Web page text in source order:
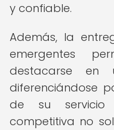
y confiable.
Además, la
emergentes
destacarse en
diferenciándose
de su servicio
competitiva no